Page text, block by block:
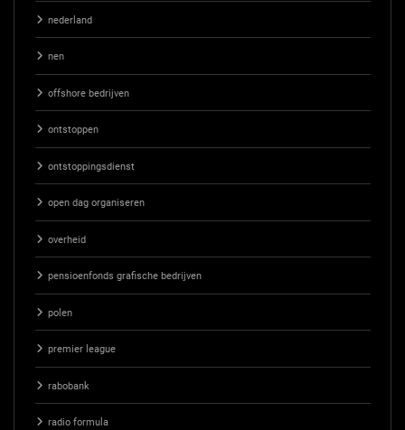
nederland
nen
offshore bedrijven
ontstoppen
ontstoppingsdienst
open dag organiseren
overheid
pensioenfonds grafische bedrijven
polen
premier league
rabobank
radio formula